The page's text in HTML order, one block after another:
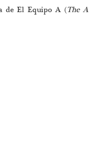
de El Equipo A (The A